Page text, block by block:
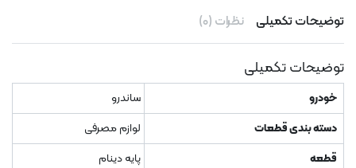
توضیحات تکمیلی نظرات (۰)
توضیحات تکمیلی
خودرو
ساندرو
دسته بندی قطعات
لوازم مصرفی
قطعه
پایه دینام